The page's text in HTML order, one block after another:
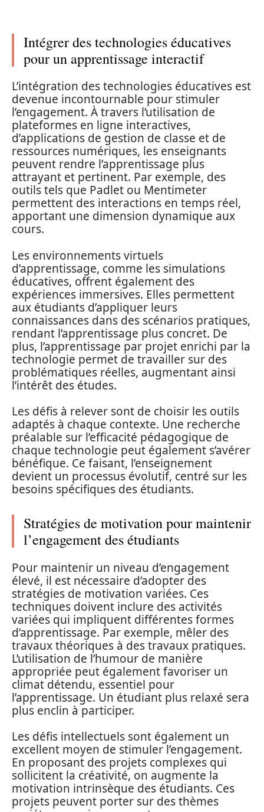
Intégrer des technologies éducatives
pour un apprentissage interactif
L’intégration des technologies éducatives est
devenue incontournable pour stimuler
l’engagement. À travers l’utilisation de
plateformes en ligne interactives,
d’applications de gestion de classe et de
ressources numériques, les enseignants
peuvent rendre l’apprentissage plus
attrayant et pertinent. Par exemple, des
outils tels que Padlet ou Mentimeter
permettent des interactions en temps réel,
apportant une dimension dynamique aux
cours.
Les environnements virtuels
d’apprentissage, comme les simulations
éducatives, offrent également des
expériences immersives. Elles permettent
aux étudiants d’appliquer leurs
connaissances dans des scénarios pratiques,
rendant l’apprentissage plus concret. De
plus, l’apprentissage par projet enrichi par la
technologie permet de travailler sur des
problématiques réelles, augmentant ainsi
l’intérêt des études.
Les défis à relever sont de choisir les outils
adaptés à chaque contexte. Une recherche
préalable sur l’efficacité pédagogique de
chaque technologie peut également s’avérer
bénéfique. Ce faisant, l’enseignement
devient un processus évolutif, centré sur les
besoins spécifiques des étudiants.
Stratégies de motivation pour maintenir
l’engagement des étudiants
Pour maintenir un niveau d’engagement
élevé, il est nécessaire d’adopter des
stratégies de motivation variées. Ces
techniques doivent inclure des activités
variées qui impliquent différentes formes
d’apprentissage. Par exemple, mêler des
travaux théoriques à des travaux pratiques.
L’utilisation de l’humour de manière
appropriée peut également favoriser un
climat détendu, essentiel pour
l’apprentissage. Un étudiant plus relaxé sera
plus enclin à participer.
Les défis intellectuels sont également un
excellent moyen de stimuler l’engagement.
En proposant des projets complexes qui
sollicitent la créativité, on augmente la
motivation intrinsèque des étudiants. Ces
projets peuvent porter sur des thèmes